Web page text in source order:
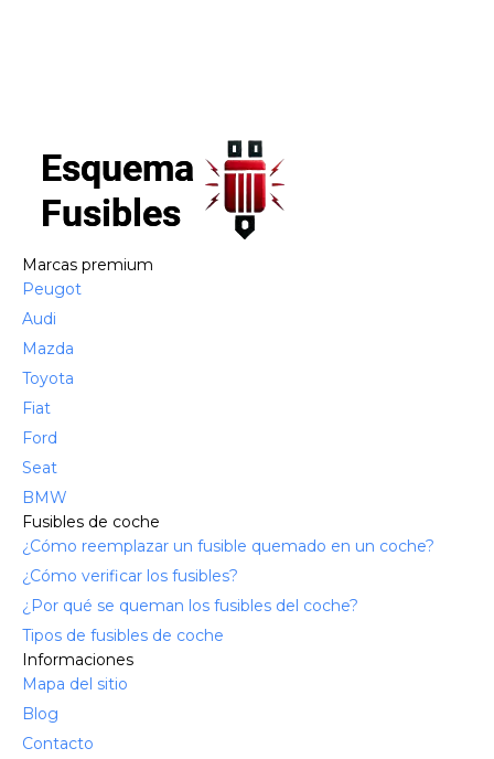
Marcas premium
Peugot
Audi
Mazda
Toyota
Fiat
Ford
Seat
BMW
Fusibles de coche
¿Cómo reemplazar un fusible quemado en un coche?
¿Cómo verificar los fusibles?
¿Por qué se queman los fusibles del coche?
Tipos de fusibles de coche
Informaciones
Mapa del sitio
Blog
Contacto